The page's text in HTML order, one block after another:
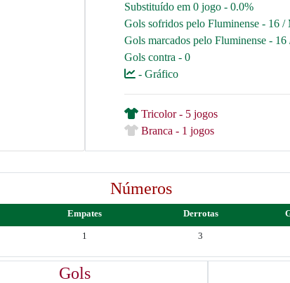
Substituído em 0 jogo - 0.0%
Gols sofridos pelo Fluminense - 16 /
Gols marcados pelo Fluminense -
Gols contra - 0
- Gráfico
Tricolor - 5 jogos
Branca - 1 jogos
Números
Empates Derrotas
1 3
Gols